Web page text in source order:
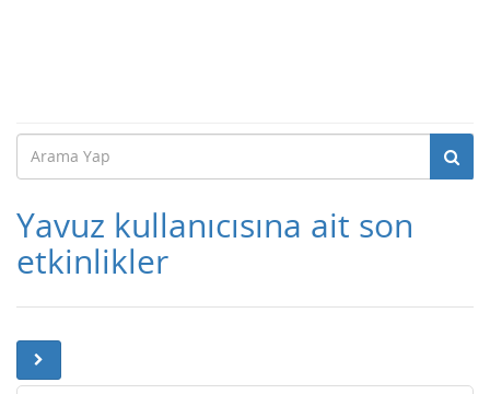
Yavuz kullanıcısına ait son
etkinlikler